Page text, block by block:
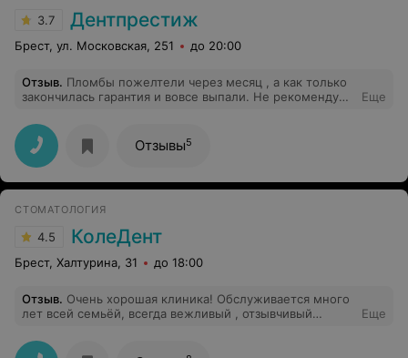
3.7 Дентпрестиж
Брест, ул. Московская, 251 до 20:00
Отзыв. Пломбы пожелтели через месяц , а как только
закончилась гарантия и вовсе выпали. Не рекомендую.
переделывать всё
Еще
Отзывы5
СТОМАТОЛОГИЯ
4.5 КолеДент
Брест, Халтурина, 31 до 18:00
Отзыв. Очень хорошая клиника! Обслуживается много
лет всей семьёй, всегда вежливый , отзывчивый
качественная работа!
Еще